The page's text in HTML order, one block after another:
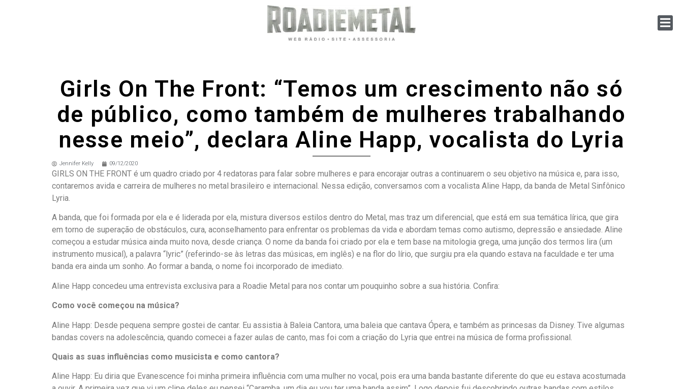
Girls On The Front: “Temos um crescimento não só
de público, como também de mulheres trabalhando
nesse meio”, declara Aline Happ, vocalista do Lyria
Jennifer Kelly 09/12/2020
GIRLS ON THE FRONT é um quadro criado por 4 redatoras para falar sobre mulheres e para encorajar outras a continuarem o seu objetivo na música e, para isso,
contaremos avida e carreira de mulheres no metal brasileiro e internacional. Nessa edição, conversamos com a vocalista Aline Happ, da banda de Metal Sinfônico
Lyria.
A banda, que foi formada por ela e é liderada por ela, mistura diversos estilos dentro do Metal, mas traz um diferencial, que está em sua temática lírica, que gira
em torno de superação de obstáculos, cura, aconselhamento para enfrentar os problemas da vida e abordam temas como autismo, depressão e ansiedade. Aline
começou a estudar música ainda muito nova, desde criança. O nome da banda foi criado por ela e tem base na mitologia grega, uma junção dos termos lira (um
instrumento musical), a palavra “lyric” (referindo-se às letras das músicas, em inglês) e na flor do lírio, que surgiu pra ela quando estava na faculdade e ter uma
banda era ainda um sonho. Ao formar a banda, o nome foi incorporado de imediato.
Aline Happ concedeu uma entrevista exclusiva para a Roadie Metal para nos contar um pouquinho sobre a sua história. Confira:
Como você começou na música?
Aline Happ: Desde pequena sempre gostei de cantar. Eu assistia à Baleia Cantora, uma baleia que cantava Ópera, e também as princesas da Disney. Tive algumas
bandas covers na adolescência, quando comecei a fazer aulas de canto, mas foi com a criação do Lyria que entrei na música de forma profissional.
Quais as suas influências como musicista e como cantora?
Aline Happ: Eu diria que Evanescence foi minha primeira influência com uma mulher no vocal, pois era uma banda bastante diferente do que eu estava acostumada